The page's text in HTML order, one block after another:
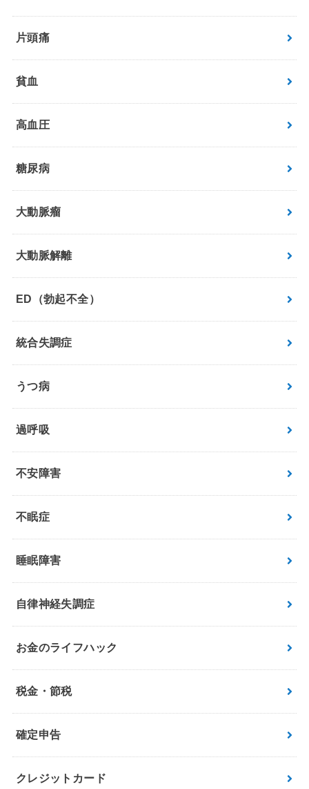
片頭痛
貧血
高血圧
糖尿病
大動脈瘤
大動脈解離
ED（勃起不全）
統合失調症
うつ病
過呼吸
不安障害
不眠症
睡眠障害
自律神経失調症
お金のライフハック
税金・節税
確定申告
クレジットカード